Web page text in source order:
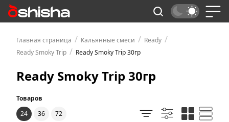
Главная страница / Кальянные смеси / Ready /
Ready Smoky Trip / Ready Smoky Trip 30гр
Ready Smoky Trip 30гр
Товаров
24
36 72